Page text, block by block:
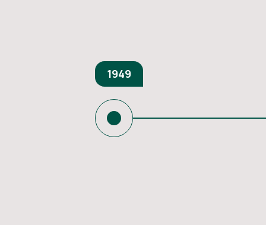
1949